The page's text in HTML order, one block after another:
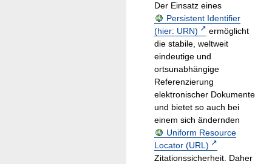
Der Einsatz eines
Persistent Identifier
(hier: URN)
ermöglicht
die stabile, weltweit
eindeutige und
ortsunabhängige
Referenzierung
elektronischer Dokumente
und bietet so auch bei
einem sich ändernden
Uniform Resource
Locator (URL)
Zitationssicherheit. Daher